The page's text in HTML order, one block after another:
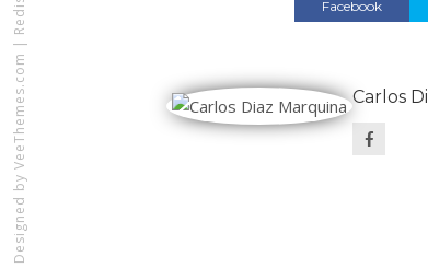
Designed by
VeeThemes.com
|
Facebook
Carlos